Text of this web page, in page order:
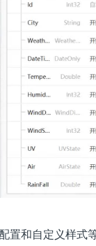
置和自定义样式